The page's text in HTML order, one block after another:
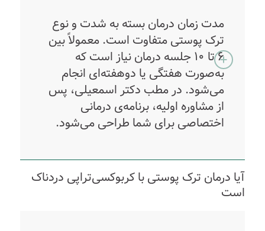
مدت زمان درمان بسته به شدت و نوع
ترک پوستی متفاوت است. معمولاً بین
۶ تا ۱۰ جلسه درمان نیاز است که
به‌صورت هفتگی یا دوهفته‌ای انجام
می‌شود. در مطب دکتر اسمعیلی، پس
از مشاوره اولیه، برنامه‌ی درمانی
اختصاصی برای شما طراحی می‌شود.
آیا درمان ترک پوستی با کربوکسی‌تراپی دردناک
است